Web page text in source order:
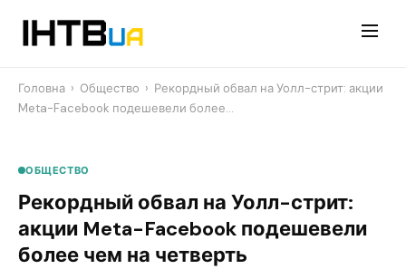
Головна › Общество › Рекордный обвал на Уолл-стрит: акции
Meta-Facebook подешевели более…
ОБЩЕСТВО
Рекордный обвал на Уолл-стрит:
акции Meta-Facebook подешевели
более чем на четверть